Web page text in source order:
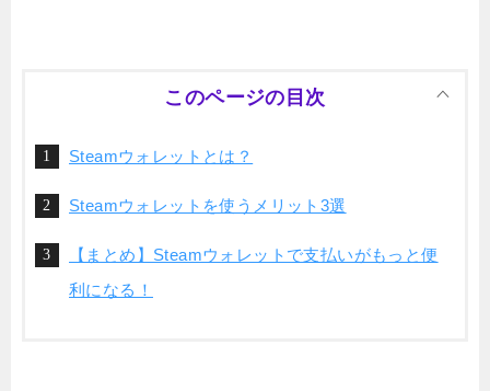
このページの目次
Steamウォレットとは？
Steamウォレットを使うメリット3選
【まとめ】Steamウォレットで支払いがもっと便
利になる！